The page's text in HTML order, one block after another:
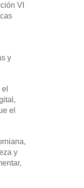
VI
y
el
y